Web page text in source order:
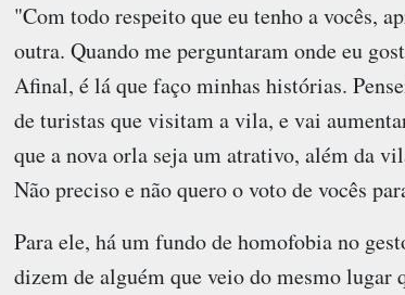
"Com todo respeito que eu tenho a vocês,
outra. Quando me perguntaram onde eu
Afinal, é lá que faço minhas histórias.
de turistas que visitam a vila, e vai
que a nova orla seja um atrativo, além da
Não preciso e não quero o voto de vocês
Para ele, há um fundo de homofobia no
dizem de alguém que veio do mesmo lugar